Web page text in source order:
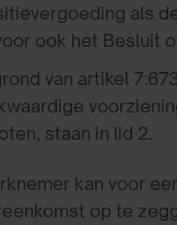
als
ook het Besluit
van artikel
staan in lid 2.
kan voor
op te